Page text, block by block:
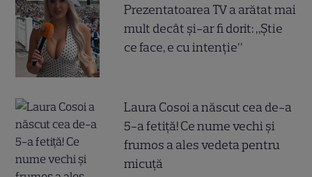
Prezentatoarea TV a arătat mai
mult decât și-ar fi dorit: „Știe
ce face, e cu intenție”
Laura Cosoi a născut cea de-a
5-a fetiță! Ce nume vechi și
frumos a ales vedeta pentru
micuță